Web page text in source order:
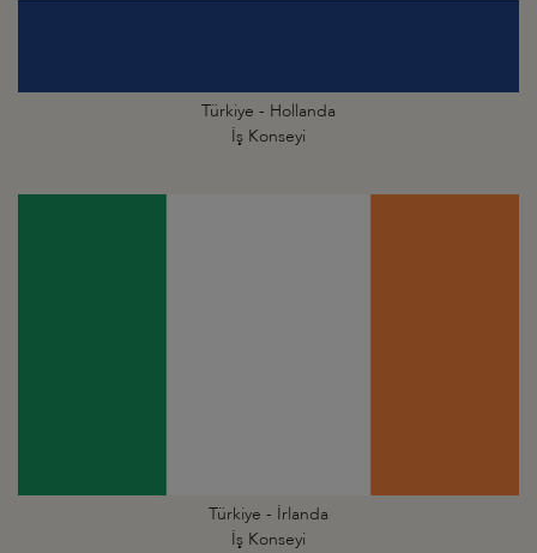
Türkiye - Hollanda
İş Konseyi
Türkiye - İrlanda
İş Konseyi